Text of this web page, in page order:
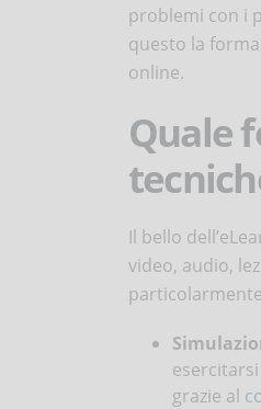
problemi con i
questo la
online.
Quale
Il bello
video, audio,
grazie al